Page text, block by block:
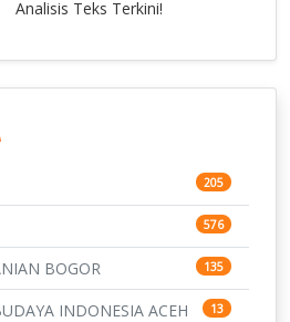
Analisis Teks Terkini!
205
576
BOGOR 135
INDONESIA ACEH 13